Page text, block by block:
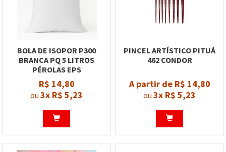
BOLA DE ISOPOR P300
BRANCA PQ 5 LITROS
PÉROLAS EPS
R$ 14,80
ou 3x R$ 5,23
PINCEL ARTÍSTICO PITUÁ
462 CONDOR
A partir de R$ 14,80
ou 3x R$ 5,23